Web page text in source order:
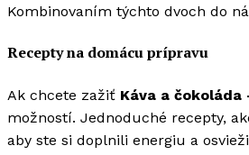
Kombinovaním týchto dvoch do
Recepty na domácu prípravu
Ak chcete zažiť Káva a
možností. Jednoduché recepty,
aby ste si doplnili energiu a